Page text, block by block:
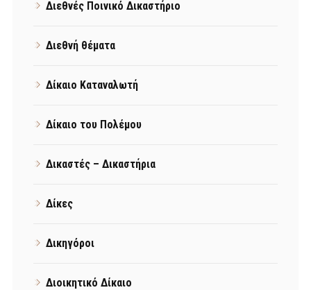
Διεθνές Ποινικό Δικαστήριο
Διεθνή θέματα
Δίκαιο Καταναλωτή
Δίκαιο του Πολέμου
Δικαστές – Δικαστήρια
Δίκες
Δικηγόροι
Διοικητικό Δίκαιο